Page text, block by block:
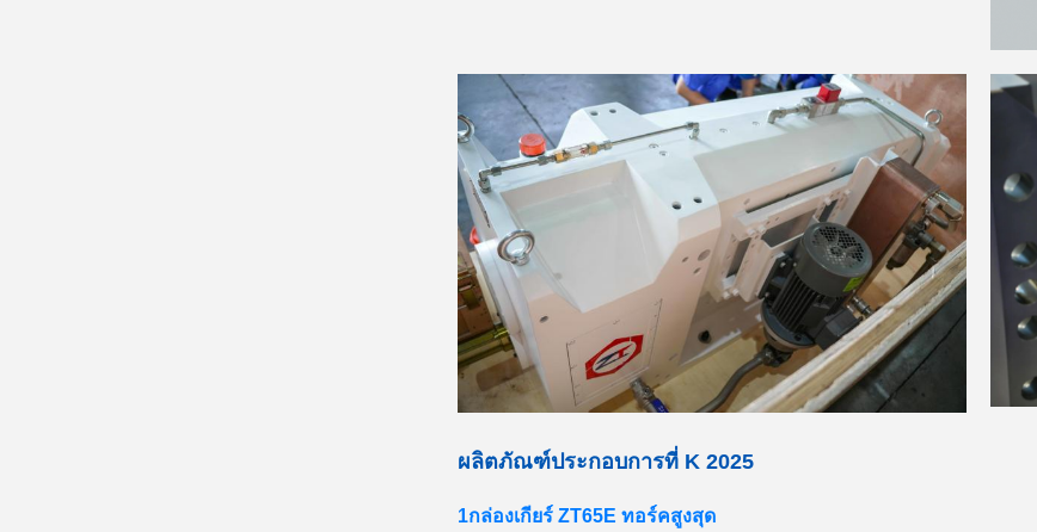
ผลิตภัณฑ์ประกอบการที่ K 2025
1กล่องเกียร์ ZT65E ทอร์คสูงสุด